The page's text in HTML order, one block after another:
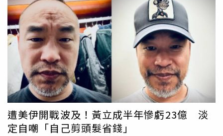
群平台X發文指出，隨著市場下跌，黃立成再次向
Hyperliquid存入21萬美元USDC（約新台幣668萬元），用
於增加以太幣25倍槓桿多單倉位。Onchain Lens進一步表
示，在此之前由於市場持續走低，黃立成已將大部分原有倉
位以虧損方式平倉。統計顯示，截至目前為止，他在這一波
交易操作中的累計虧損已超過2970萬美元（約新台幣9.4億
元）。相關消息曝光後也在網路上引發討論。有網友表示，
在虧損接近3000萬美元的情況下仍持續加碼，「這到底是
信心還是絕望？」也有人留言調侃「誰來攔住他」、「再次
長眠」，甚至有人戲稱他是「台灣的印鈔機」。
遭美伊開戰波及！黃立成半年慘虧23億 淡
定自嘲「自己剪頭髮省錢」